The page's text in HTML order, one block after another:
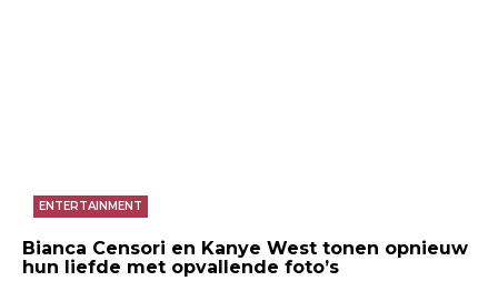
ENTERTAINMENT
Bianca Censori en Kanye West tonen opnieuw
hun liefde met opvallende foto’s